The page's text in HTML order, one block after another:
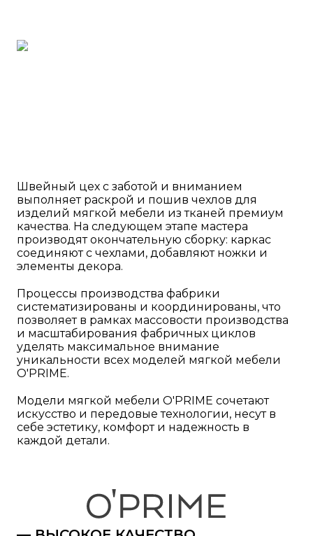
Швейный цех с заботой и вниманием
выполняет раскрой и пошив чехлов для
изделий мягкой мебели из тканей премиум
качества. На следующем этапе мастера
производят окончательную сборку: каркас
соединяют с чехлами, добавляют ножки и
элементы декора.
Процессы производства фабрики
систематизированы и координированы, что
позволяет в рамках массовости производства
и масштабирования фабричных циклов
уделять максимальное внимание
уникальности всех моделей мягкой мебели
O'PRIME.
Модели мягкой мебели O'PRIME сочетают
искусство и передовые технологии, несут в
себе эстетику, комфорт и надежность в
каждой детали.